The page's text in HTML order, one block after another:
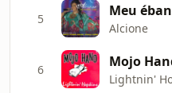
5
Alcione
6 Mojo
Lightnin'